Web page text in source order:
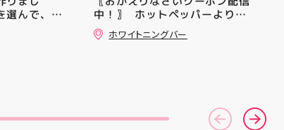
選んで、ミ
ていく時
は格別で
バッグ・小
中！〗 ⁡ ホットペッパーより通
常￥11,170······▸ ￥5️⃣,5️⃣8️⃣0️⃣
のお得なクーポン配信中です★ ⁡
ご予約、ご来店お待ちしており
ます️ #ホワイトニンク #ホワイ
ホワイトニングバー